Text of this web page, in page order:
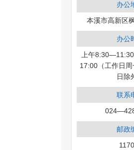
办公
本溪市高新区
办公
上午
17:00（工作日
日除
联系
邮政